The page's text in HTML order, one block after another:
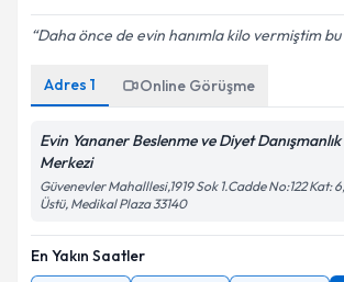
Daha önce de evin hanımla kilo vermiştim
Adres 1 Online Görüşme
Evin Yananer Beslenme ve Diyet Danışmanlık
Merkezi
Güvenevler Mahalllesi,1919 Sok 1.Cadde No:122 Kat:
Üstü, Medikal Plaza 33140
En Yakın Saatler